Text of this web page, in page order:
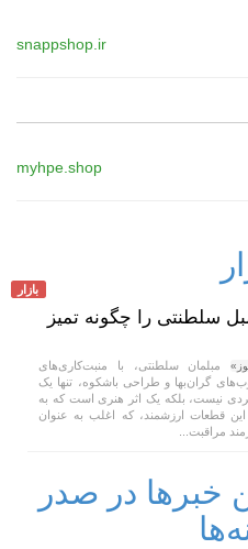
snappshop.ir
myhpe.shop
بازار
سلطنتی را چگونه تمیز
مبلمان سلطنتی، با منبت‌کاری‌های
گران‌بها و طراحی باشکوه، تنها یک
نیست، بلکه یک اثر هنری است که به
قطعات ارزشمند، که اغلب به عنوان
مراقبت...
خبرها در صدر